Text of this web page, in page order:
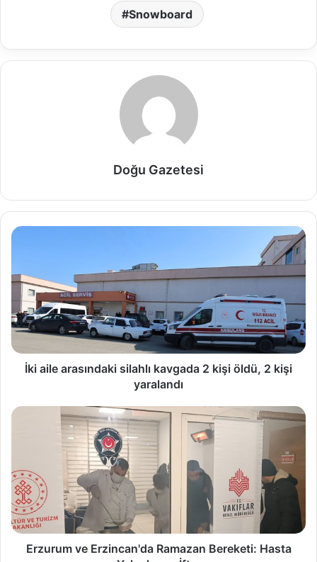
Snowboard
Doğu Gazetesi
İki aile arasındaki silahlı kavgada 2 kişi öldü, 2 kişi
yaralandı
Erzurum ve Erzincan'da Ramazan Bereketi: Hasta